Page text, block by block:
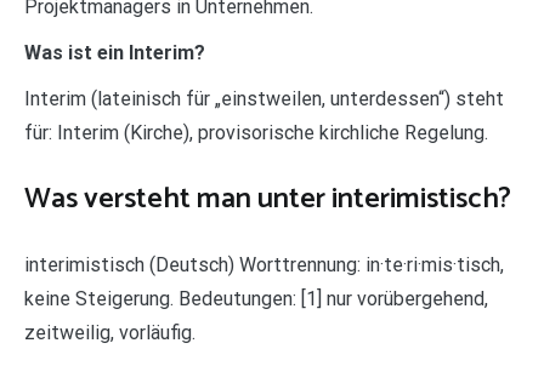
Projektmanagers in Unternehmen.
Was ist ein Interim?
Interim (lateinisch für „einstweilen, unterdessen“) steht
für: Interim (Kirche), provisorische kirchliche Regelung.
Was versteht man unter interimistisch?
interimistisch (Deutsch) Worttrennung: in·te·ri·mis·tisch,
keine Steigerung. Bedeutungen: [1] nur vorübergehend,
zeitweilig, vorläufig.